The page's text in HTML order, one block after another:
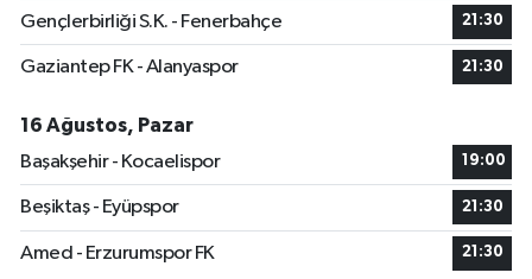
Gençlerbirliği S.K. - Fenerbahçe 21:30
Gaziantep FK - Alanyaspor 21:30
16 Ağustos, Pazar
Başakşehir - Kocaelispor
19:00
Beşiktaş - Eyüpspor 21:30
Amed - Erzurumspor FK 21:30